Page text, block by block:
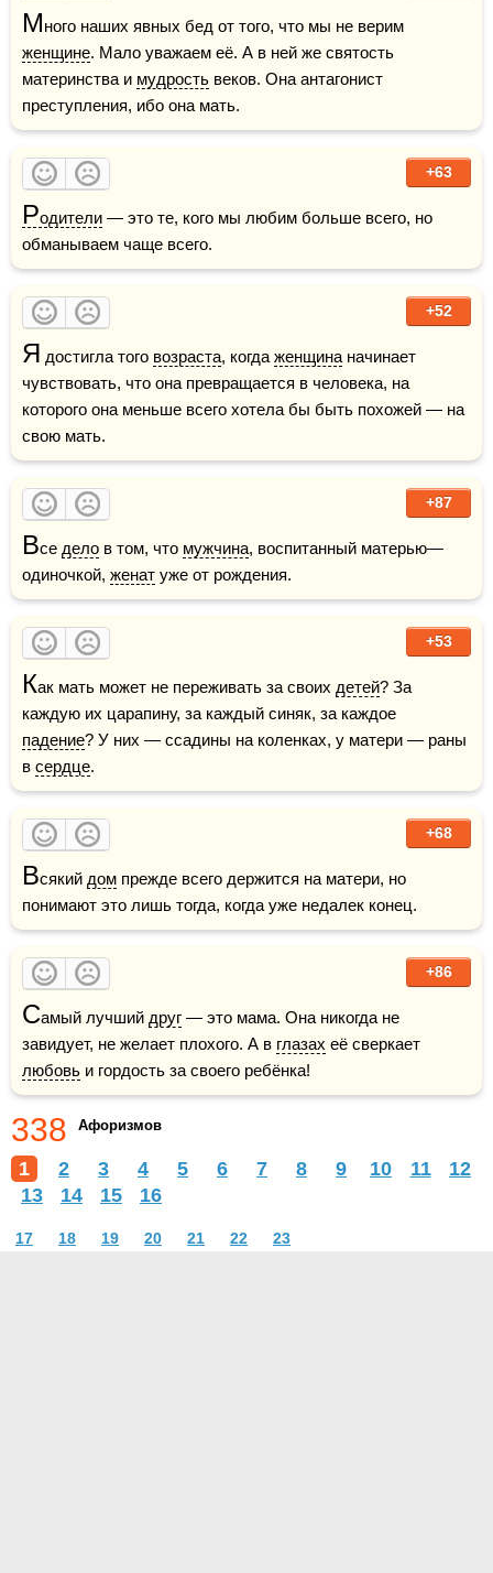
М
женщине. Мало уважаем её. А в ней же святость
материнства и мудрость веков. Она антагонист
преступления, ибо она мать.
+63
Родители — это те, кого мы любим больше всего, но
обманываем чаще всего.
+52
Я достигла того возраста, когда женщина начинает
чувствовать, что она превращается в человека, на
которого она меньше всего хотела бы быть похожей — на
свою мать.
+87
Все дело в том, что мужчина, воспитанный матерью—
одиночкой, женат уже от рождения.
+53
Как мать может не переживать за своих детей? За
падение? У них — ссадины на коленках, у матери — раны
в сердце.
+68
Всякий дом прежде всего держится на матери, но
понимают это лишь тогда, когда уже недалек конец.
+86
Самый лучший друг — это мама. Она никогда не
завидует, не желает плохого. А в глазах
любовь и гордость за своего ребёнка!
338 Афоризмов
1 2 3 4 5 6 7 8 9 10 11
12
13
14 15 16
17 18 19 20 21 22 23